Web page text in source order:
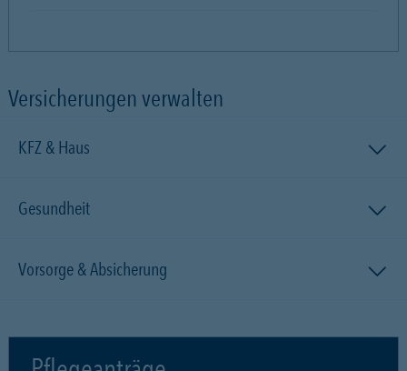
Versicherungen verwalten
KFZ & Haus
Gesundheit
Vorsorge & Absicherung